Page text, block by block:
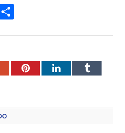
PinterestLinkedInTumblr